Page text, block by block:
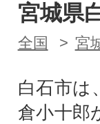
宮城県
全国 宮
白石市は
倉小十郎